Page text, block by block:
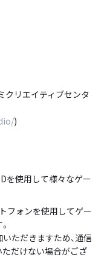
クリエイティブセンタ
)
を使用して様々なゲー
フォンを使用してゲー
ただきますため、通信
だけない場合がござ